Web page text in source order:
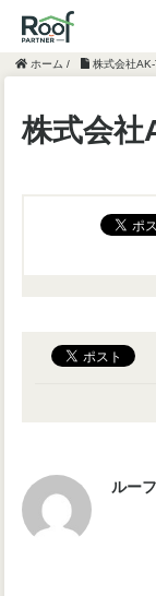
ホーム / 株式会社
株式会社
ルー